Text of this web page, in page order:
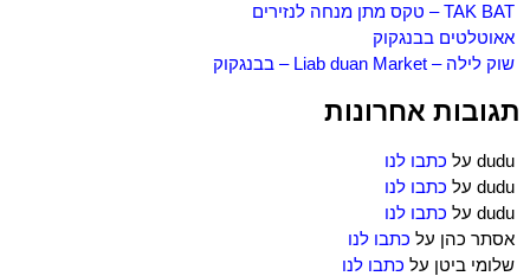
TAK BAT – טקס מתן מנחה לנזירים
אאוטלטים בבנגקוק
שוק לילה – Liab duan Market – בבנגקוק
תגובות אחרונות
dudu על כתבו לנו
dudu על כתבו לנו
dudu על כתבו לנו
אסתר כהן על כתבו לנו
שלומי ביטן על כתבו לנו